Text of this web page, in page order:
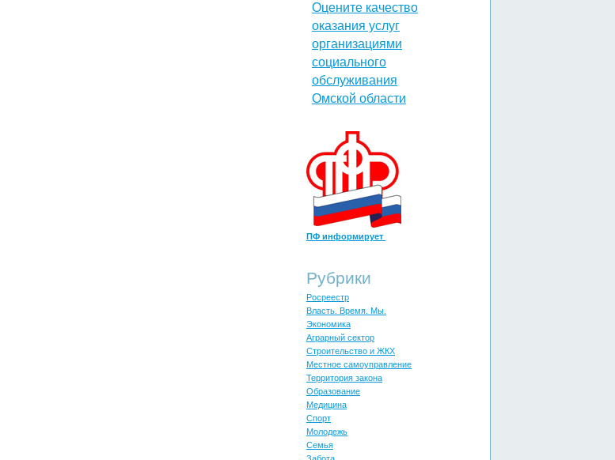
Оцените качество
оказания услуг
организациями
социального
обслуживания
Омской области
ПФ информирует
Рубрики
Росреестр
Власть. Время. Мы.
Экономика
Аграрный сектор
Строительство и ЖКХ
Местное самоуправление
Территория закона
Образование
Медицина
Спорт
Молодежь
Cемья